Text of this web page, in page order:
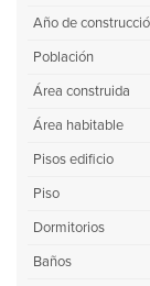
Año de
Población
Área construida
Área habitable
Pisos edificio
Piso
Dormitorios
Baños